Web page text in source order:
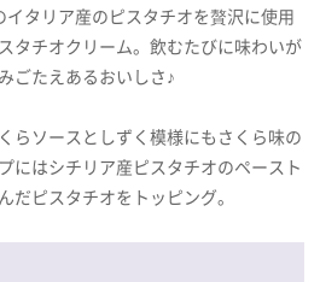
タリア産のピスタチオを贅沢に使用
タチオクリーム。飲むたびに味わいが
ごたえあるおいしさ♪
らソースとしずく模様にもさくら味の
にはシチリア産ピスタチオのペースト
だピスタチオをトッピング。